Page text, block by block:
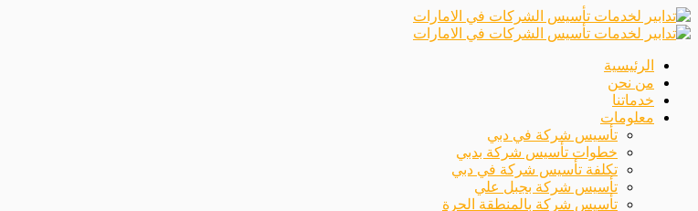
الرئيسية
من نحن
خدماتنا
معلومات
تأسيس شركة في دبي
خطوات تأسيس شركة بدبي
تكلفة تأسيس شركة في دبي
تأسيس شركة بجبل علي
تأسيس شركة بالمنطقة الحرة